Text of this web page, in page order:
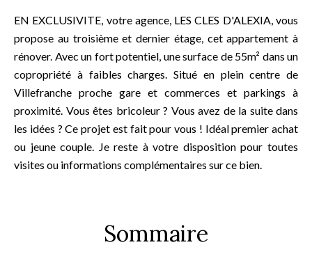
EN EXCLUSIVITE, votre agence, LES CLES D'ALEXIA, vous
propose au troisième et dernier étage, cet appartement à
rénover. Avec un fort potentiel, une surface de 55m² dans un
copropriété à faibles charges. Situé en plein centre de
Villefranche proche gare et commerces et parkings à
proximité. Vous êtes bricoleur ? Vous avez de la suite dans
les idées ? Ce projet est fait pour vous ! Idéal premier achat
ou jeune couple. Je reste à votre disposition pour toutes
visites ou informations complémentaires sur ce bien.
Sommaire